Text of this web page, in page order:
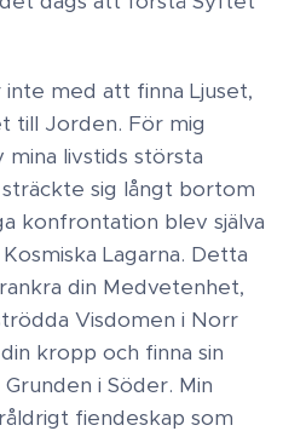
inte med att finna Ljuset,
till Jorden. För mig
mina livstids största
sig långt bortom
konfrontation blev själva
Lagarna. Detta
din Medvetenhet,
Visdomen i Norr
kropp och finna sin
i Söder. Min
fiendeskap som